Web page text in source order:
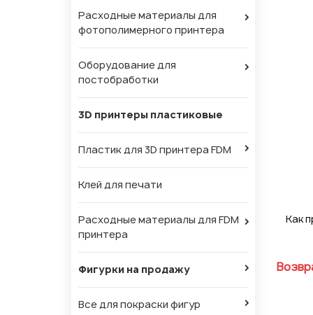
Расходные материалы для
фотополимерного принтера
Оборудование для
постобработки
3D принтеры пластиковые
Пластик для 3D принтера FDM
Клей для печати
Расходные материалы для FDM
принтера
Фигурки на продажу
Все для покраски фигур
Как